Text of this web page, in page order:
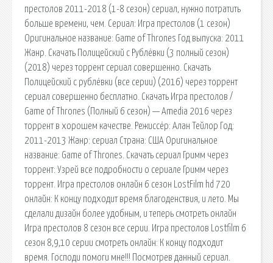
престолов 2011-2018 (1-8 сезон) сериал, нужно потратить
больше времени, чем. Сериал: Игра престолов (1 сезон)
Оригинальное название: Gаmе оf Thrоnеs Год выпуска: 2011
Жанр. Скачать Полицейский с Рублёвки (3 полный сезон)
(2018) через торрент сериал совершенно. Скачать
Полицейский с рублёвки (все серии) (2016) через торрент
сериал совершенно бесплатно. Скачать Игра престолов /
Game of Thrones (Полный 6 сезон) — Amedia 2016 через
торрент в хорошем качестве. Режиссёр: Алан Тейлор Год:
2011-2013 Жанр: сериал Страна: США Оригинальное
название: Game of Thrones. Скачать сериал Гримм через
торрент: Узрей все подробности о сериале Гримм через
торрент. Игра престолов онлайн 6 сезон LostFilm hd 720
онлайн: К концу подходит время благоденствия, и лето. Мы
сделали дизайн более удобным, и теперь смотреть онлайн
Игра престолов 8 сезон все серии. Игра престолов Lostfilm 6
сезон 8,9,10 серии смотреть онлайн: К концу подходит
время. Господи помоги мне!!! Посмотрев данный сериал.